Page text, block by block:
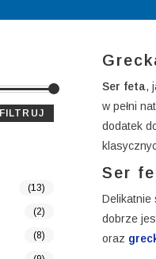
Ser feta,
w pełni
dodatek
Ser
Delikatnie
dobrze
oraz
FILTRUJ
(13)
(2)
(8)